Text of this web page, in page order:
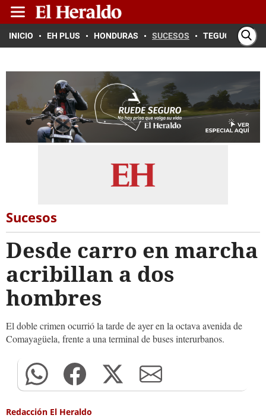
INICIO EH PLUS HONDURAS SUCESOS TEGUCIGALPA
Sucesos
Desde carro en marcha
acribillan a dos
hombres
El doble crimen ocurrió la tarde de ayer en la octava avenida de
Comayagüela, frente a una terminal de buses interurbanos.
Redacción El Heraldo